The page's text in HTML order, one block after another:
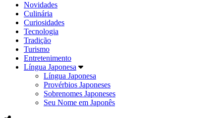
Novidades
Culinária
Curiosidades
Tecnologia
Tradição
Turismo
Entretenimento
Língua Japonesa
Língua Japonesa
Provérbios Japoneses
Sobrenomes Japoneses
Seu Nome em Japonês